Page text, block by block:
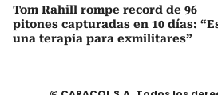
Tom Rahill rompe record de 96
pitones capturadas en 10 días:
una terapia para exmilitares”